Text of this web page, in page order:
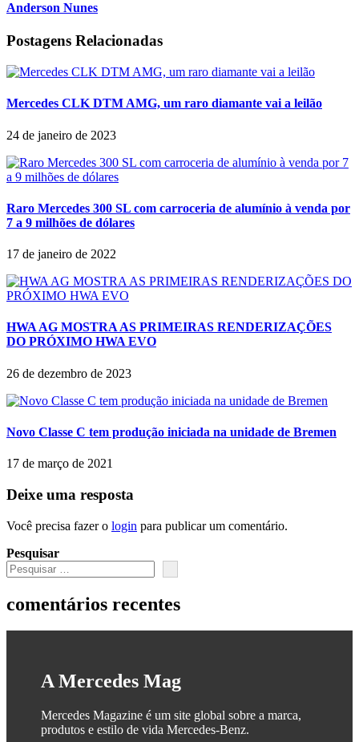
Anderson Nunes
Postagens Relacionadas
Mercedes CLK DTM AMG, um raro diamante vai a leilão
24 de janeiro de 2023
Raro Mercedes 300 SL com carroceria de alumínio à venda por
7 a 9 milhões de dólares
17 de janeiro de 2022
HWA AG MOSTRA AS PRIMEIRAS RENDERIZAÇÕES
DO PRÓXIMO HWA EVO
26 de dezembro de 2023
Novo Classe C tem produção iniciada na unidade de Bremen
17 de março de 2021
Deixe uma resposta
Você precisa fazer o login para publicar um comentário.
Pesquisar
comentários recentes
A Mercedes Mag
Mercedes Magazine é um site global sobre a marca,
produtos e estilo de vida Mercedes-Benz.